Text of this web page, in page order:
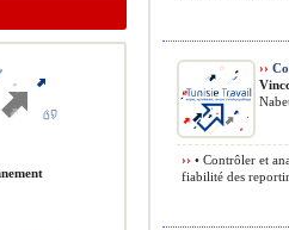
››
›› • Contrôler et
fiabilité des